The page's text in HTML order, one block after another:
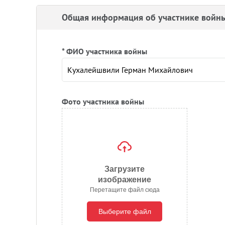
Общая информация об участнике
* ФИО участника войны
Фото участника войны
Загрузите
изображение
Перетащите файл сюда